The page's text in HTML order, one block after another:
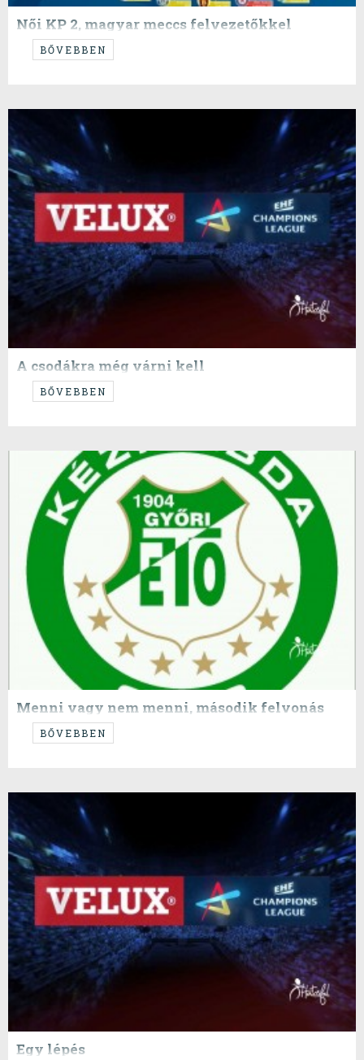
Női KP 2, magyar meccs felvezetőkkel
Vajon ügyesebben mértük fel a csapatokat, mint egy hete?
BŐVEBBEN
A csodákra még várni kell
A Pick Szeged három bravúros győzelem után utazott Kielbe. A Löwen
kétszeri, és a Kiel hazai legyőzése után nyilvánvaló optimizmussal
BŐVEBBEN
Menni vagy nem menni, második felvonás
Felhőkkel teli az ég Győr felett, lehetnék vészmadár, de úgy döntöttem,
hogy ez az írás pozitív marad.
BŐVEBBEN
Egy lépés